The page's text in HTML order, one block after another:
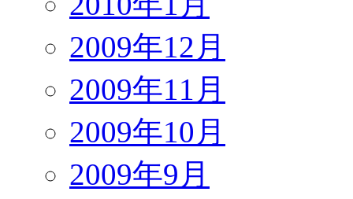
2009年12月
2009年11月
2009年10月
2009年9月